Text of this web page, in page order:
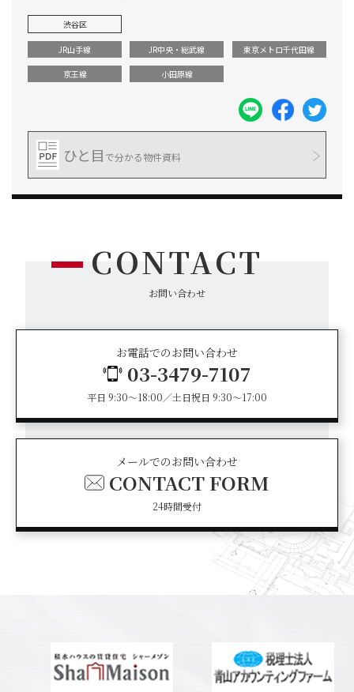
渋谷区
JR山手線 JR中央・総武線 東京メトロ千代田線
京王線 小田原線
ひと目で分かる物件資料
CONTACT
お問い合わせ
お電話でのお問い合わせ
03-3479-7107
平日 9:30～18:00／土日祝日 9:30～17:00
メールでのお問い合わせ
CONTACT FORM
24時間受付